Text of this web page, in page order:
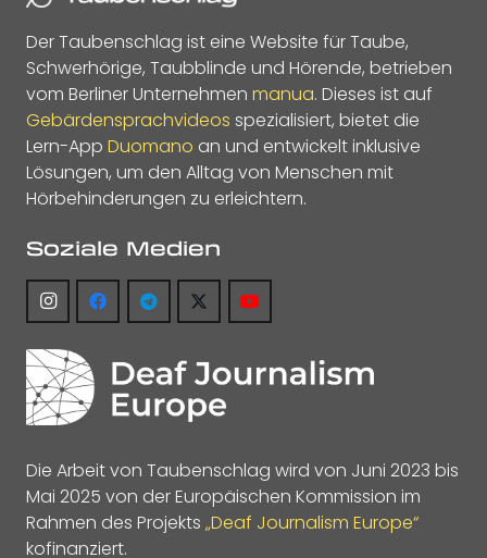
Der Taubenschlag ist eine Website für Taube,
Schwerhörige, Taubblinde und Hörende, betrieben
vom Berliner Unternehmen manua. Dieses ist auf
Gebärdensprachvideos spezialisiert, bietet die
Lern-App Duomano an und entwickelt inklusive
Lösungen, um den Alltag von Menschen mit
Hörbehinderungen zu erleichtern.
Soziale Medien
Die Arbeit von Taubenschlag wird von Juni 2023 bis
Mai 2025 von der Europäischen Kommission im
Rahmen des Projekts „Deaf Journalism Europe“
kofinanziert.